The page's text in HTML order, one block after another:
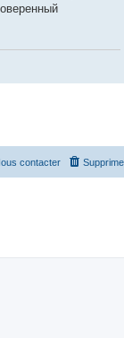
contacter